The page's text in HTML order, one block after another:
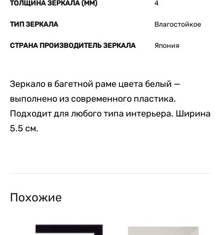
ТОЛЩИНА ЗЕРКАЛА (ММ) 4
ТИП ЗЕРКАЛА Влагостойкое
СТРАНА ПРОИЗВОДИТЕЛЬ ЗЕРКАЛА Япония
Зеркало в багетной раме цвета белый —
выполнено из современного пластика.
Подходит для любого типа интерьера. Ширина
5.5 см.
Похожие